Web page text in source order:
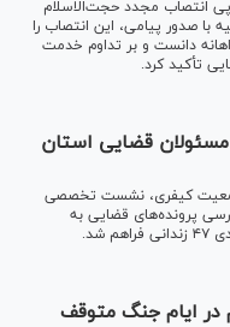
پی انتصاب مجدد حجت‌الاسلام
صدور پیامی، این انتصاب را
دانست و بر تداوم خدمت
تأکید کرد.
مسئولان قضایی استان
کیفری، نشست تخصصی
پرونده‌های قضایی به
در ایام جنگ متوقف